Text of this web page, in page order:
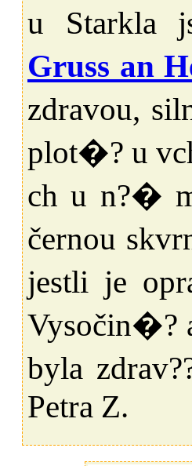
u Starkla
Gruss an
zdravou,
plot�? u
ch u n?�
černou
jestli je
Vysočin�?
byla
Petra Z.